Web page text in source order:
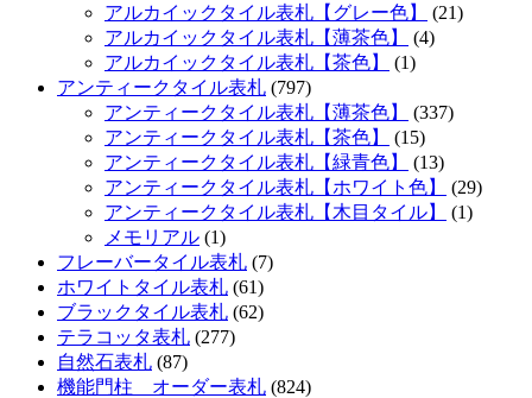
アルカイックタイル表札【グレー色】
(21)
アルカイックタイル表札【薄茶色】
(4)
アルカイックタイル表札【茶色】
(1)
アンティークタイル表札 (797)
アンティークタイル表札【薄茶色】
(337)
アンティークタイル表札【茶色】
(15)
アンティークタイル表札【緑青色】
(13)
アンティークタイル表札【ホワイト色】
(29)
アンティークタイル表札【木目タイル】
(1)
メモリアル (1)
フレーバータイル表札 (7)
ホワイトタイル表札 (61)
ブラックタイル表札 (62)
テラコッタ表札 (277)
自然石表札 (87)
機能門柱 オーダー表札 (824)